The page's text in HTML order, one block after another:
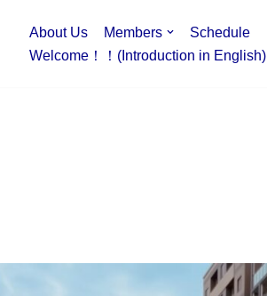
About Us Members Schedule
Welcome！！(Introduction in English)